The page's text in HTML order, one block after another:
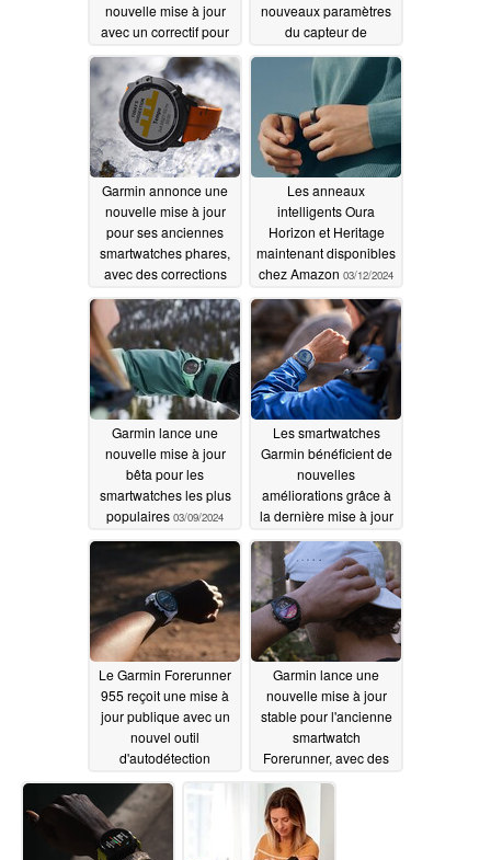
nouvelle mise à jour
avec un correctif pour
les pannes de système
03/15/2024
nouveaux paramètres
du capteur de
fréquence cardiaque
03/13/2024
Garmin annonce une
nouvelle mise à jour
pour ses anciennes
smartwatches phares,
avec des corrections
de bugs et de
nouvelles
fonctionnalités
03/13/2024
Les anneaux
intelligents Oura
Horizon et Heritage
maintenant disponibles
chez Amazon 03/12/2024
Garmin lance une
nouvelle mise à jour
bêta pour les
smartwatches les plus
populaires 03/09/2024
Les smartwatches
Garmin bénéficient de
nouvelles
améliorations grâce à
la dernière mise à jour
logicielle03/07/2024
Le Garmin Forerunner
955 reçoit une mise à
jour publique avec un
nouvel outil
d'autodétection
03/07/2024
Garmin lance une
nouvelle mise à jour
stable pour l'ancienne
smartwatch
Forerunner, avec des
corrections de bugs et
de nouvelles
fonctionnalités
03/07/2024